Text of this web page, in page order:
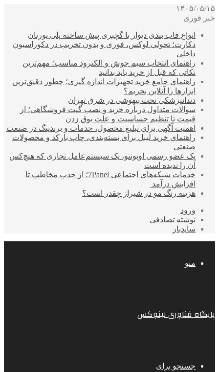
۱۴۰۵/۰۵/۱۵
خبر فوری
انواع قاب بندی دیوار با گچبری پیش ساخته پلی یورتان
دکارت؛ تحولی لوکس، فوری و بدون تخریب در دکوراسیون
داخلی
راهنمای انتخاب سیم جوش و الکترود مناسب؛ مهم‌ترین
نکاتی که قبل از خرید باید بدانید
راهنمای جامع خرید تجهیزات اندازه گیری؛ چطور دقیق‌ترین
ابزارها را آنلاین بخریم؟
دندانپزشکی تحت بیهوشی در شرق تهران
سوالات متداول درباره خرید و نصب گیت فروشگاهی؛ از
قیمت تا تنظیم حساسیت و علت بوق زدن
اهمیت آگهی برای تبلیغ محصول، خدمات و برندینگ در صنعت
راهنمای خرید لیبل برای بسته‌بندی، چاپ بارکد و محصولات
صنعتی
یک عضو رسمی اوبونتو، یک سیستم‌عامل تجاری که هیچ‌کس
آن را ندیده است
خدمات شبکه‌های اجتماعی 7Panel؛ از جذب مخاطب تا
افزایش درآمد
هزینه رنگ مو در شیراز چقدر است؟
ورود
نوشته تصادفی
سایدبار
منو
پایگاه فناوری لینوکس
جستجو برای